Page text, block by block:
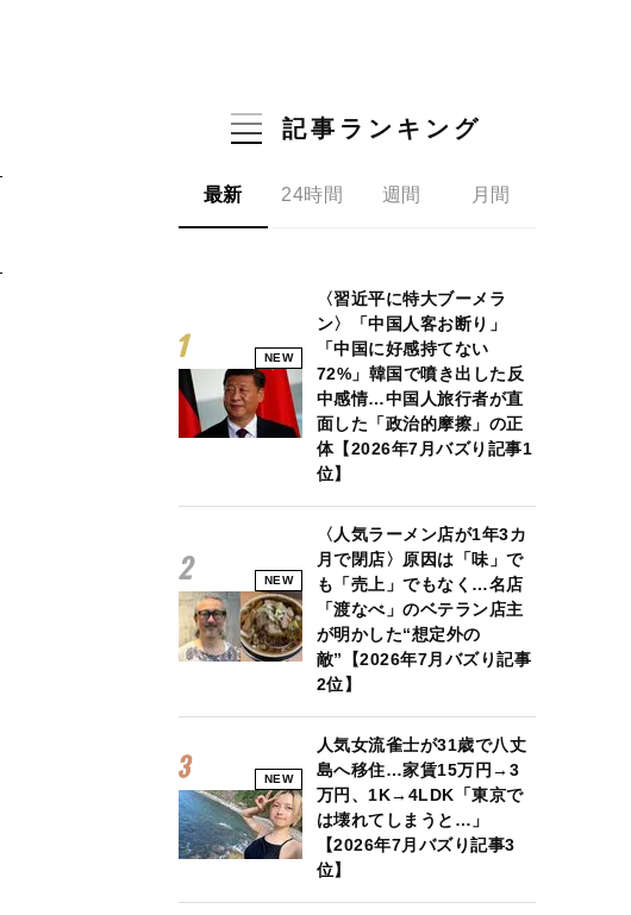
記事ランキング
最新 24時間 週間 月間
NEW
〈習近平に特大ブーメラ
ン〉「中国人客お断り」
「中国に好感持てない
72%」韓国で噴き出した反
中感情…中国人旅行者が直
面した「政治的摩擦」の正
体【2026年7月バズり記事1
位】
NEW
〈人気ラーメン店が1年3カ
月で閉店〉原因は「味」で
も「売上」でもなく…名店
「渡なべ」のベテラン店主
が明かした“想定外の
敵”【2026年7月バズり記事
2位】
NEW
人気女流雀士が31歳で八丈
島へ移住…家賃15万円→3
万円、1K→4LDK「東京で
は壊れてしまうと…」
【2026年7月バズり記事3
位】